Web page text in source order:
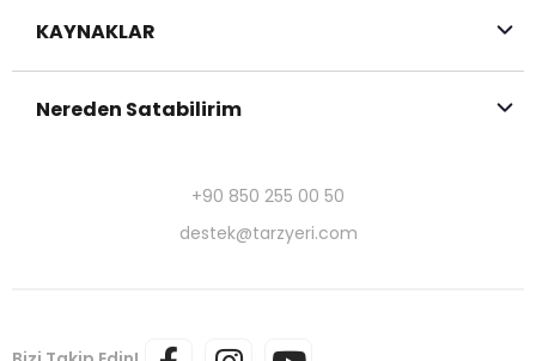
KAYNAKLAR
Nereden Satabilirim
+90 850 255 00 50
destek@tarzyeri.com